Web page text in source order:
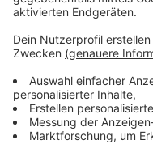
Risikopatient zu sein
sind rechtlich keine
haben.
Anzeige